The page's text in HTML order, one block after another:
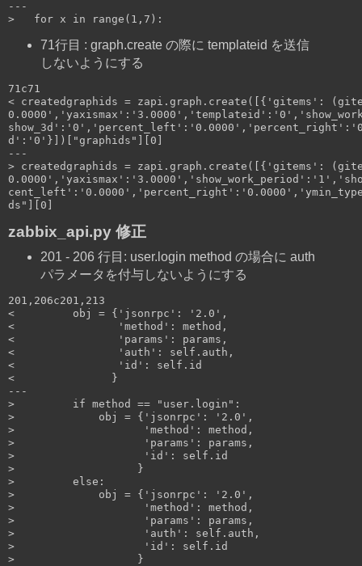
---
>   for x in range(1,7):
71行目 : graph.create の際に templateid を送信
しないようにする
71c71
< createdgraphids = zapi.graph.create([{'gitems':
d':'0'}])["graphids"][0]
---
> createdgraphids = zapi.graph.create([{'gitems':
ds"][0]
zabbix_api.py 修正
201 - 206 行目: user.login method の場合に auth
パラメータを付与しないようにする
201,206c201,213
<         obj = {'jsonrpc': '2.0',
<                'method': method,
<                'params': params,
<                'auth': self.auth,
<                'id': self.id
<               }
---
>         if method == "user.login":
>             obj = {'jsonrpc': '2.0',
>                    'method': method,
>                    'params': params,
>                    'id': self.id
>                   }
>         else:
>             obj = {'jsonrpc': '2.0',
>                    'method': method,
>                    'params': params,
>                    'auth': self.auth,
>                    'id': self.id
>                   }